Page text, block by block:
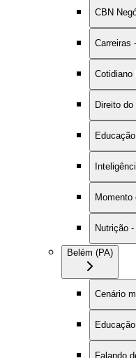
CBN
Carreiras
Cotidiano
Direito
Nutrição
Belém (PA)
Cenário
Falando